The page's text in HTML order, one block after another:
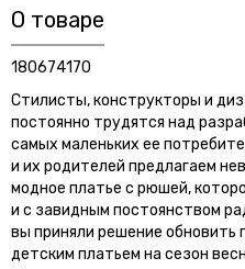
О товаре
180674170
Стилисты, конструкторы и
постоянно трудятся над
самых маленьких ее
и их родителей предлагаем
модное платье с рюшей,
и с завидным постоянством
вы приняли решение обновить
детским платьем на сезон